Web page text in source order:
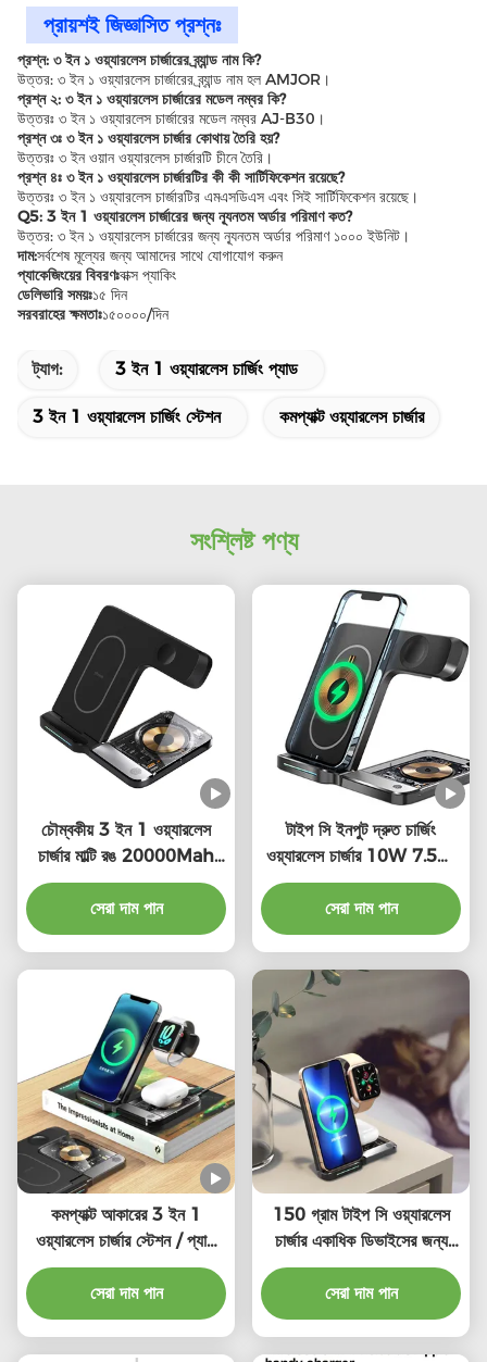
প্রায়শই জিজ্ঞাসিত প্রশ্নঃ
প্রশ্ন: ৩ ইন ১ ওয়্যারলেস চার্জারের ব্র্যান্ড নাম কি?
উত্তর: ৩ ইন ১ ওয়্যারলেস চার্জারের ব্র্যান্ড নাম হল AMJOR।
প্রশ্ন ২: ৩ ইন ১ ওয়্যারলেস চার্জারের মডেল নম্বর কি?
উত্তরঃ ৩ ইন ১ ওয়্যারলেস চার্জারের মডেল নম্বর AJ-B30।
প্রশ্ন ৩ঃ ৩ ইন ১ ওয়্যারলেস চার্জার কোথায় তৈরি হয়?
উত্তরঃ ৩ ইন ওয়ান ওয়্যারলেস চার্জারটি চীনে তৈরি।
প্রশ্ন ৪ঃ ৩ ইন ১ ওয়্যারলেস চার্জারটির কী কী সার্টিফিকেশন রয়েছে?
উত্তরঃ ৩ ইন ১ ওয়্যারলেস চার্জারটির এমএসডিএস এবং সিই সার্টিফিকেশন রয়েছে।
Q5: 3 ইন 1 ওয়্যারলেস চার্জারের জন্য ন্যূনতম অর্ডার পরিমাণ কত?
উত্তর: ৩ ইন ১ ওয়্যারলেস চার্জারের জন্য ন্যূনতম অর্ডার পরিমাণ ১০০০ ইউনিট।
দাম:সর্বশেষ মূল্যের জন্য আমাদের সাথে যোগাযোগ করুন
প্যাকেজিংয়ের বিবরণঃবাক্স প্যাকিং
ডেলিভারি সময়ঃ১৫ দিন
সরবরাহের ক্ষমতাঃ১৫০০০০/দিন
ট্যাগ: 3 ইন 1 ওয়্যারলেস চার্জিং প্যাড
3 ইন 1 ওয়্যারলেস চার্জিং স্টেশন কমপ্যাক্ট ওয়্যারলেস চার্জার
সংশ্লিষ্ট পণ্য
চৌম্বকীয় 3 ইন 1 ওয়্যারলেস
চার্জার মাল্টি রঙ 20000Mah
উচ্চ ক্ষমতা
সেরা দাম পান
টাইপ সি ইনপুট দ্রুত চার্জিং
ওয়্যারলেস চার্জার 10W 7.5W
5W আইফোনের জন্য অ্যাপল
ওয়াচ এয়ার পডস
সেরা দাম পান
কমপ্যাক্ট আকারের 3 ইন 1
ওয়্যারলেস চার্জার স্টেশন / প্যাড
ডাব্লু / টাইপ সি ক্যাবল
সেরা দাম পান
150 গ্রাম টাইপ সি ওয়্যারলেস
চার্জার একাধিক ডিভাইসের জন্য
দ্রুত চার্জিং 2-8 মিমি চার্জিং দূরত্ব
সেরা দাম পান